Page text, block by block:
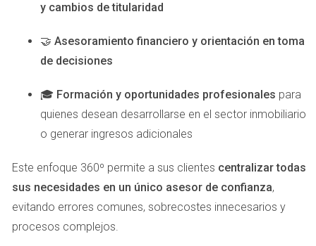
entender cómo funciona el proceso en la vida real. Aquí
del asesoramiento profesional al vender propiedades con
hipotecas.
El caso de Juan y Ana:Esta pareja quería mudarse a
una casa más grande pero se sentía atrapada por su
hipoteca actual. Con la ayuda de su asesor, lograron
poner su casa en el mercado. Esto les permitió
obtener una mejor oferta cuando finalmente
vendieron su propiedad.
La historia de Carlos:Carlos tenía dificultades para
vender su piso debido a la falta de interés en el
y cambios de titularidad
🤝 Asesoramiento financiero y orientación en toma
de decisiones
🎓 Formación y oportunidades profesionales para
quienes desean desarrollarse en el sector inmobiliario
o generar ingresos adicionales
Este enfoque 360º permite a sus clientes centralizar todas
sus necesidades en un único asesor de confianza,
evitando errores comunes, sobrecostes innecesarios y
procesos complejos.